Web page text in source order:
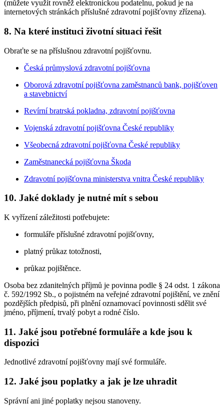
(můžete využít rovněž elektronickou podatelnu, pokud je na
internetových stránkách příslušné zdravotní pojišťovny zřízena).
8. Na které instituci životní situaci řešit
Obraťte se na příslušnou zdravotní pojišťovnu.
Česká průmyslová zdravotní pojišťovna
Oborová zdravotní pojišťovna zaměstnanců bank, pojišťoven
a stavebnictví
Revírní bratrská pokladna, zdravotní pojišťovna
Vojenská zdravotní pojišťovna České republiky
Všeobecná zdravotní pojišťovna České republiky
Zaměstnanecká pojišťovna Škoda
Zdravotní pojišťovna ministerstva vnitra České republiky
10. Jaké doklady je nutné mít s sebou
K vyřízení záležitosti potřebujete:
formuláře příslušné zdravotní pojišťovny,
platný průkaz totožnosti,
průkaz pojištěnce.
Osoba bez zdanitelných příjmů je povinna podle § 24 odst. 1 zákona
č. 592/1992 Sb., o pojistném na veřejné zdravotní pojištění, ve znění
pozdějších předpisů, při plnění oznamovací povinnosti sdělit své
jméno, příjmení, trvalý pobyt a rodné číslo.
11. Jaké jsou potřebné formuláře a kde jsou k
dispozici
Jednotlivé zdravotní pojišťovny mají své formuláře.
12. Jaké jsou poplatky a jak je lze uhradit
Správní ani jiné poplatky nejsou stanoveny.